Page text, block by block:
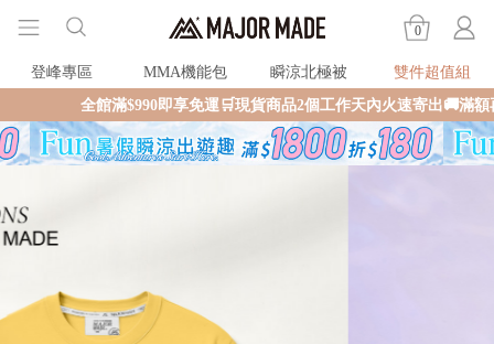
0
登峰專區 MMA機能包 瞬涼北極被
雙件超值組
全館滿$990即享免運🛒現貨商品2個工作天內火速寄出🚚滿額再送限量好